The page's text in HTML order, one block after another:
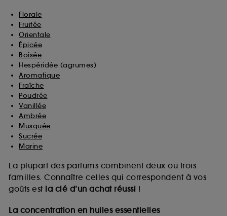
Florale
Fruitée
Orientale
Épicée
Boisée
Hespéridée (agrumes)
Aromatique
Fraîche
Poudrée
Vanillée
Ambrée
Musquée
Sucrée
Marine
La plupart des parfums combinent deux ou trois
familles. Connaître celles qui correspondent à vos
goûts est la clé d’un achat réussi !
La concentration en huiles essentielles